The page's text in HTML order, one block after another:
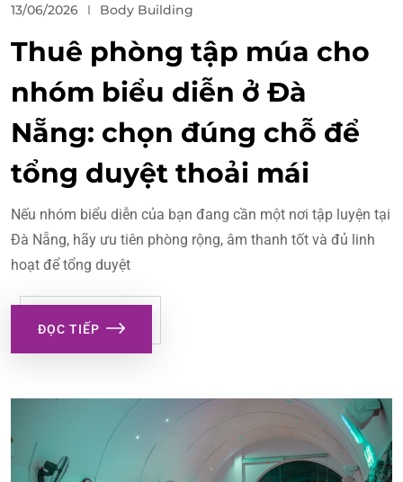
13/06/2026 Body Building
Thuê phòng tập múa cho
nhóm biểu diễn ở Đà
Nẵng: chọn đúng chỗ để
tổng duyệt thoải mái
Nếu nhóm biểu diễn của bạn đang cần một nơi tập luyện tại
Đà Nẵng, hãy ưu tiên phòng rộng, âm thanh tốt và đủ linh
hoạt để tổng duyệt
ĐỌC TIẾP